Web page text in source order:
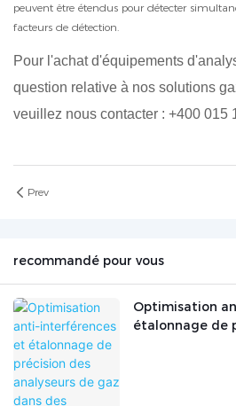
peuvent être étendus pour détecter
facteurs de détection.
Pour l'achat d'équipements
question relative à nos solutions
veuillez nous contacter : +400 015
Prev
recommandé pour vous
Optimisation
étalonnage de